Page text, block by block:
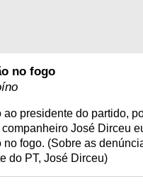
no fogo
ao presidente do partido,
José Dirceu
no fogo. (Sobre as
do PT, José Dirceu)